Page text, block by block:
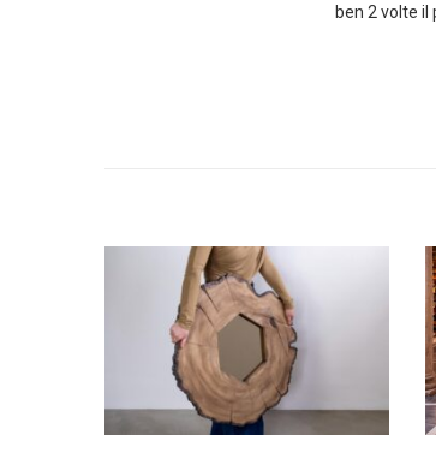
ben 2 volte il